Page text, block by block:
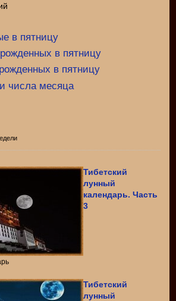
в пятницу
в пятницу
в пятницу
числа месяца
Тибетский
лунный
календарь. Часть
3
Тибетский
лунный